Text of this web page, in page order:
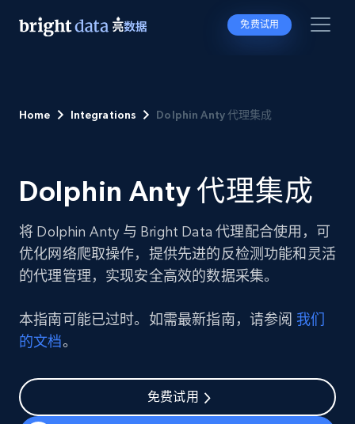
免费试用
Home Integrations Dolphin Anty 代理集成
Dolphin Anty 代理集成
将 Dolphin Anty 与 Bright Data 代理配合使用，可
优化网络爬取操作，提供先进的反检测功能和灵活
的代理管理，实现安全高效的数据采集。
本指南可能已过时。如需最新指南，请参阅 我们
的文档。
免费试用